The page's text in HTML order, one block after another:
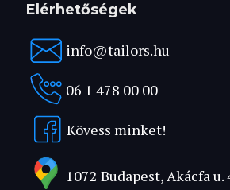
Elérhetőségek
info@tailors.hu
06 1 478 00 00
Kövess minket!
1072 Budapest, Akácfa u.